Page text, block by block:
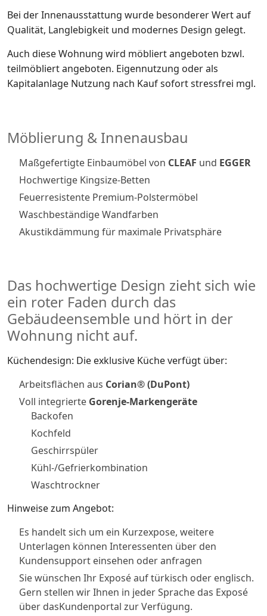
Bei der Innenausstattung wurde besonderer Wert auf
Qualität, Langlebigkeit und modernes Design gelegt.
Auch diese Wohnung wird möbliert angeboten bzwl.
teilmöbliert angeboten. Eigennutzung oder als
Kapitalanlage Nutzung nach Kauf sofort stressfrei mgl.
Möblierung & Innenausbau
Maßgefertigte Einbaumöbel von CLEAF und EGGER
Hochwertige Kingsize-Betten
Feuerresistente Premium-Polstermöbel
Waschbeständige Wandfarben
Akustikdämmung für maximale Privatsphäre
Das hochwertige Design zieht sich wie
ein roter Faden durch das
Gebäudeensemble und hört in der
Wohnung nicht auf.
Küchendesign: Die exklusive Küche verfügt über:
Arbeitsflächen aus Corian® (DuPont)
Voll integrierte Gorenje-Markengeräte
Backofen
Kochfeld
Geschirrspüler
Kühl-/Gefrierkombination
Waschtrockner
Hinweise zum Angebot:
Es handelt sich um ein Kurzexpose, weitere
Unterlagen können Interessenten über den
Kundensupport einsehen oder anfragen
Sie wünschen Ihr Exposé auf türkisch oder englisch.
Gern stellen wir Ihnen in jeder Sprache das Exposé
über dasKundenportal zur Verfügung.